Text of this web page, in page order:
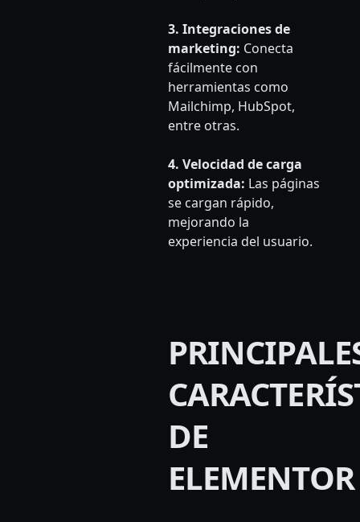
3. Integraciones de
marketing: Conecta
fácilmente con
herramientas como
Mailchimp, HubSpot,
entre otras.
4. Velocidad de carga
optimizada: Las páginas
se cargan rápido,
mejorando la
experiencia del usuario.
DE
ELEMENTOR